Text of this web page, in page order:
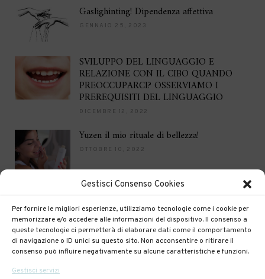
Gestisci Consenso Cookies
Per fornire le migliori esperienze, utilizziamo tecnologie come i cookie per
memorizzare e/o accedere alle informazioni del dispositivo. Il consenso a
queste tecnologie ci permetterà di elaborare dati come il comportamento
di navigazione o ID unici su questo sito. Non acconsentire o ritirare il
consenso può influire negativamente su alcune caratteristiche e funzioni.
Gestisci servizi
Gaslighinting! Dipendenza affettiva
GENNAIO 25, 2023
SVILUPPO DEL LINGUAGGIO E
RELAZIONE CON IL CIBO QUANDO
PREOCCUPARCI? OSSERVIAMO I
PREREQUISITI DEL LINGUAGGIO
DICEMBRE 12, 2022
Yuzen il mio rituale di bellezza!
OTTOBRE 10, 2022
DICEMBRE 16, 2021